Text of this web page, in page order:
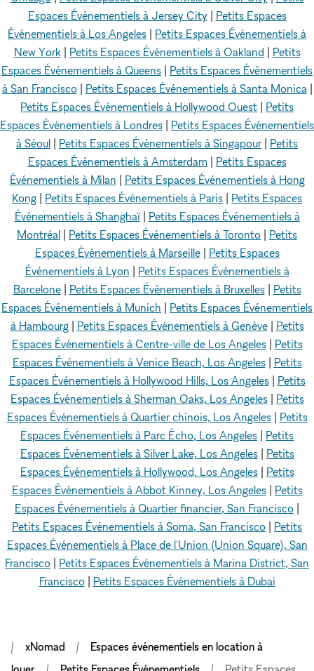
Espaces Événementiels à Jersey City
Petits Espaces
Événementiels à Los Angeles
Petits Espaces Événementiels à
New York| Petits Espaces Événementiels à Oakland
Petits
Espaces Événementiels à Queens
Petits Espaces Événementiels
à San Francisco| Petits Espaces Événementiels à Santa Monica|
Petits Espaces Événementiels à Hollywood Ouest
Petits
Espaces Événementiels à Londres
Petits Espaces Événementiels
à Séoul
Petits Espaces Événementiels à Singapour
Petits
Espaces Événementiels à Amsterdam| Petits Espaces
Événementiels à Milan
Petits Espaces Événementiels à Hong
Kong
Petits Espaces Événementiels à Paris
Petits Espaces
Événementiels à Shanghaï| Petits Espaces Événementiels à
Montréal
Petits Espaces Événementiels à Toronto
Petits
Espaces Événementiels à Marseille| Petits Espaces
Événementiels à Lyon
Petits Espaces Événementiels à
Barcelone| Petits Espaces Événementiels à Bruxelles| Petits
Espaces Événementiels à Munich
Petits Espaces Événementiels
à Hambourg| Petits Espaces Événementiels à Genève| Petits
Espaces Événementiels à Centre-ville de Los Angeles| Petits
Espaces Événementiels à Venice Beach, Los Angeles| Petits
Espaces Événementiels à Hollywood Hills, Los Angeles| Petits
Espaces Événementiels à Sherman Oaks, Los Angeles| Petits
Espaces Événementiels à Quartier chinois, Los Angeles| Petits
Espaces Événementiels à Parc Écho, Los Angeles
Petits
Espaces Événementiels à Silver Lake, Los Angeles| Petits
Espaces Événementiels à Hollywood, Los Angeles| Petits
Espaces Événementiels à Abbot Kinney, Los Angeles| Petits
Espaces Événementiels à Quartier financier, San Francisco
Petits Espaces Événementiels à Soma, San Francisco
Petits
Espaces Événementiels à Place de l'Union (Union Square), San
Francisco
Petits Espaces Événementiels à Marina District, San
Francisco| Petits Espaces Événementiels à Dubai
xNomad
Espaces événementiels en location à